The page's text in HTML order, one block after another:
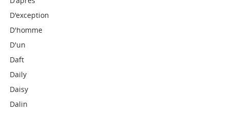
D'exception
D'homme
D'un
Daft
Daily
Daisy
Dalin